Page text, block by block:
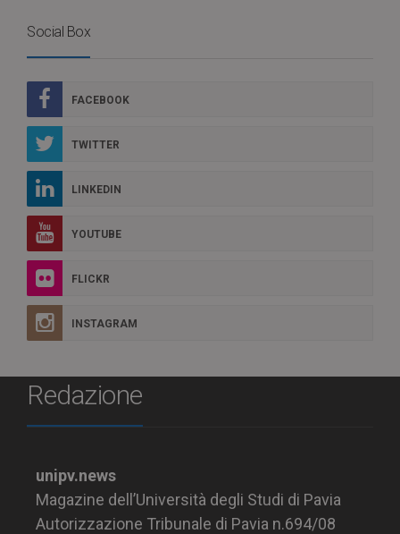
Social Box
FACEBOOK
TWITTER
LINKEDIN
YOUTUBE
FLICKR
INSTAGRAM
Redazione
unipv.news
Magazine dell’Università degli Studi di Pavia
Autorizzazione Tribunale di Pavia n.694/08